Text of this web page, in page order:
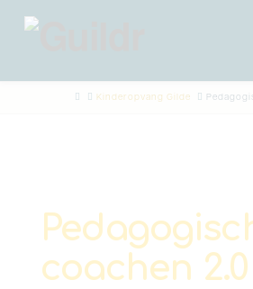
HomeKinderopvang Gilde
coachen 2.0